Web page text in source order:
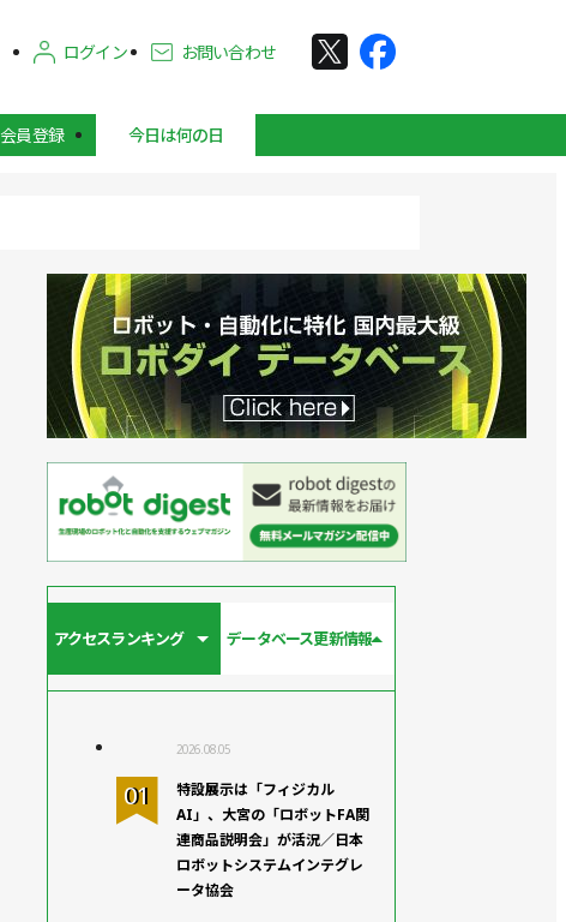
ログイン お問い合わせ
会員登録 今日は何の日
アクセスランキング データベース更新情報
2026.08.05
特設展示は「フィジカル
AI」、大宮の「ロボットFA関
連商品説明会」が活況／日本
ロボットシステムインテグレ
ータ協会